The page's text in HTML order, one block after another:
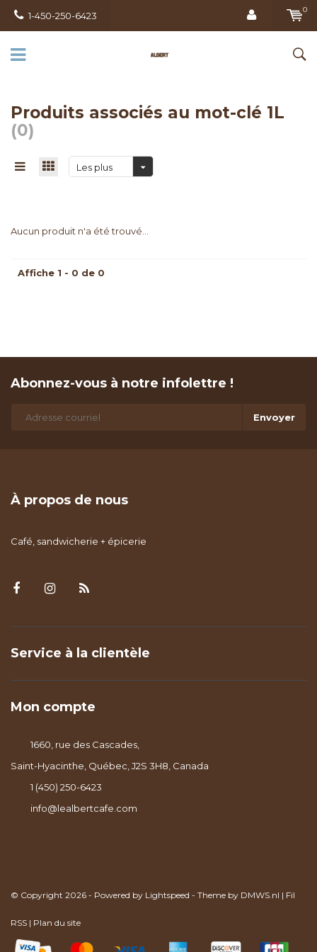
1-450-250-6423
0
Produits associés au mot-clé 1L
(0)
Les plus
Aucun produit n'a été trouvé...
Affiche 1 - 0 de 0
Abonnez-vous à notre infolettre !
Envoyer
À propos de nous
Café, sandwicherie + épicerie
Service à la clientèle
Mon compte
1660, rue des Cascades,
Saint-Hyacinthe, Québec, J2S 3H8, Canada
1 (450) 250-6423
info@lealbertcafe.com
© Copyright 2026 - Powered by Lightspeed - Theme by DMWS.nl | Fil
RSS | Plan du site